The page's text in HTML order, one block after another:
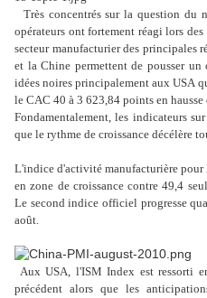
Très concentrés sur la question du
opérateurs ont fortement réagi lors
secteur manufacturier des principales
et la Chine permettent de pousser un
idées noires principalement aux USA
le CAC 40 à 3 623,84 points en hausse
Fondamentalement, les indicateurs
que le rythme de croissance décélère
L'indice d'activité manufacturière pour
en zone de croissance contre 49,4
Le second indice officiel progresse
août.
Aux USA, l'ISM Index est ressorti
précédent alors que les